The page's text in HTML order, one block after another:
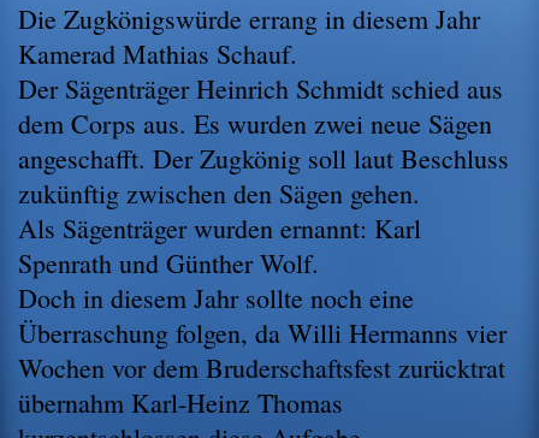
Die Zugkönigswürde errang in diesem Jahr
Kamerad Mathias Schauf.
Der Sägenträger Heinrich Schmidt schied aus
dem Corps aus. Es wurden zwei neue Sägen
angeschafft. Der Zugkönig soll laut Beschluss
zukünftig zwischen den Sägen gehen.
Als Sägenträger wurden ernannt: Karl
Spenrath und Günther Wolf.
Doch in diesem Jahr sollte noch eine
Überraschung folgen, da Willi Hermanns vier
Wochen vor dem Bruderschaftsfest zurücktrat
übernahm Karl-Heinz Thomas